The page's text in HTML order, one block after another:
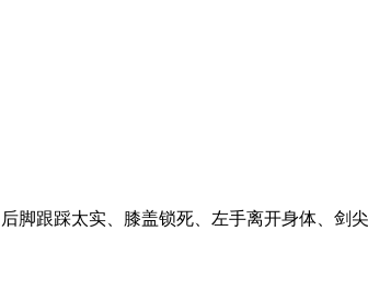
脚跟踩太实、膝盖锁死、左手离开身体、剑